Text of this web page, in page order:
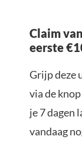
Claim
eerste
Grijp deze
via de
je 7 dagen
vandaag